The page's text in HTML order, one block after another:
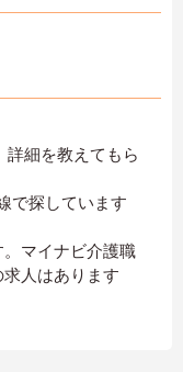
詳細を教えてもら
で探しています
。マイナビ介護職
人はあります